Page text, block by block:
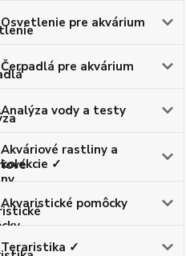
Osvetlenie pre akvárium
Čerpadlá pre akvárium
Analýza vody a testy
Akváriové rastliny a
kolekcie ✓
Akvaristické pomôcky
Teraristika ✓